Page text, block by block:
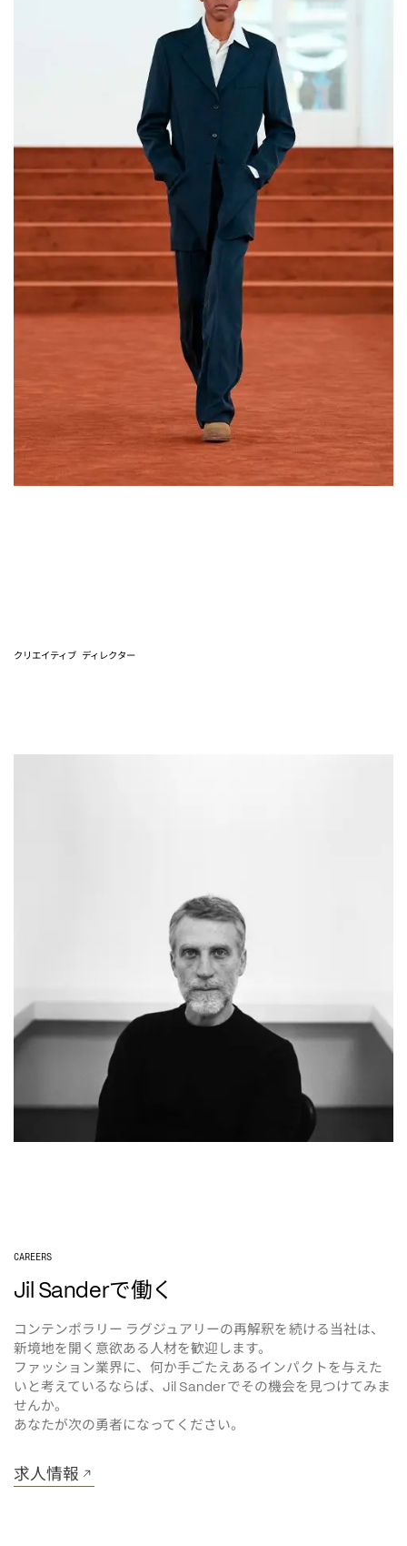
クリエイティブ ディレクター
CAREERS
Jil Sanderで働く
コンテンポラリー ラグジュアリーの再解釈を続ける当社は、
新境地を開く意欲ある人材を歓迎します。
ファッション業界に、何か手ごたえあるインパクトを与えた
いと考えているならば、Jil Sanderでその機会を見つけてみま
せんか。
あなたが次の勇者になってください。
求人情報